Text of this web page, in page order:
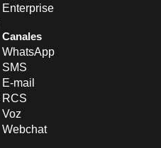
Enterprise
Canales
WhatsApp
SMS
E-mail
RCS
Voz
Webchat